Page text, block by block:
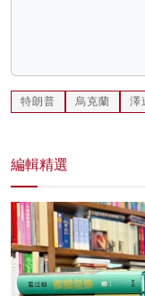
特朗普 烏克蘭 澤
編輯精選